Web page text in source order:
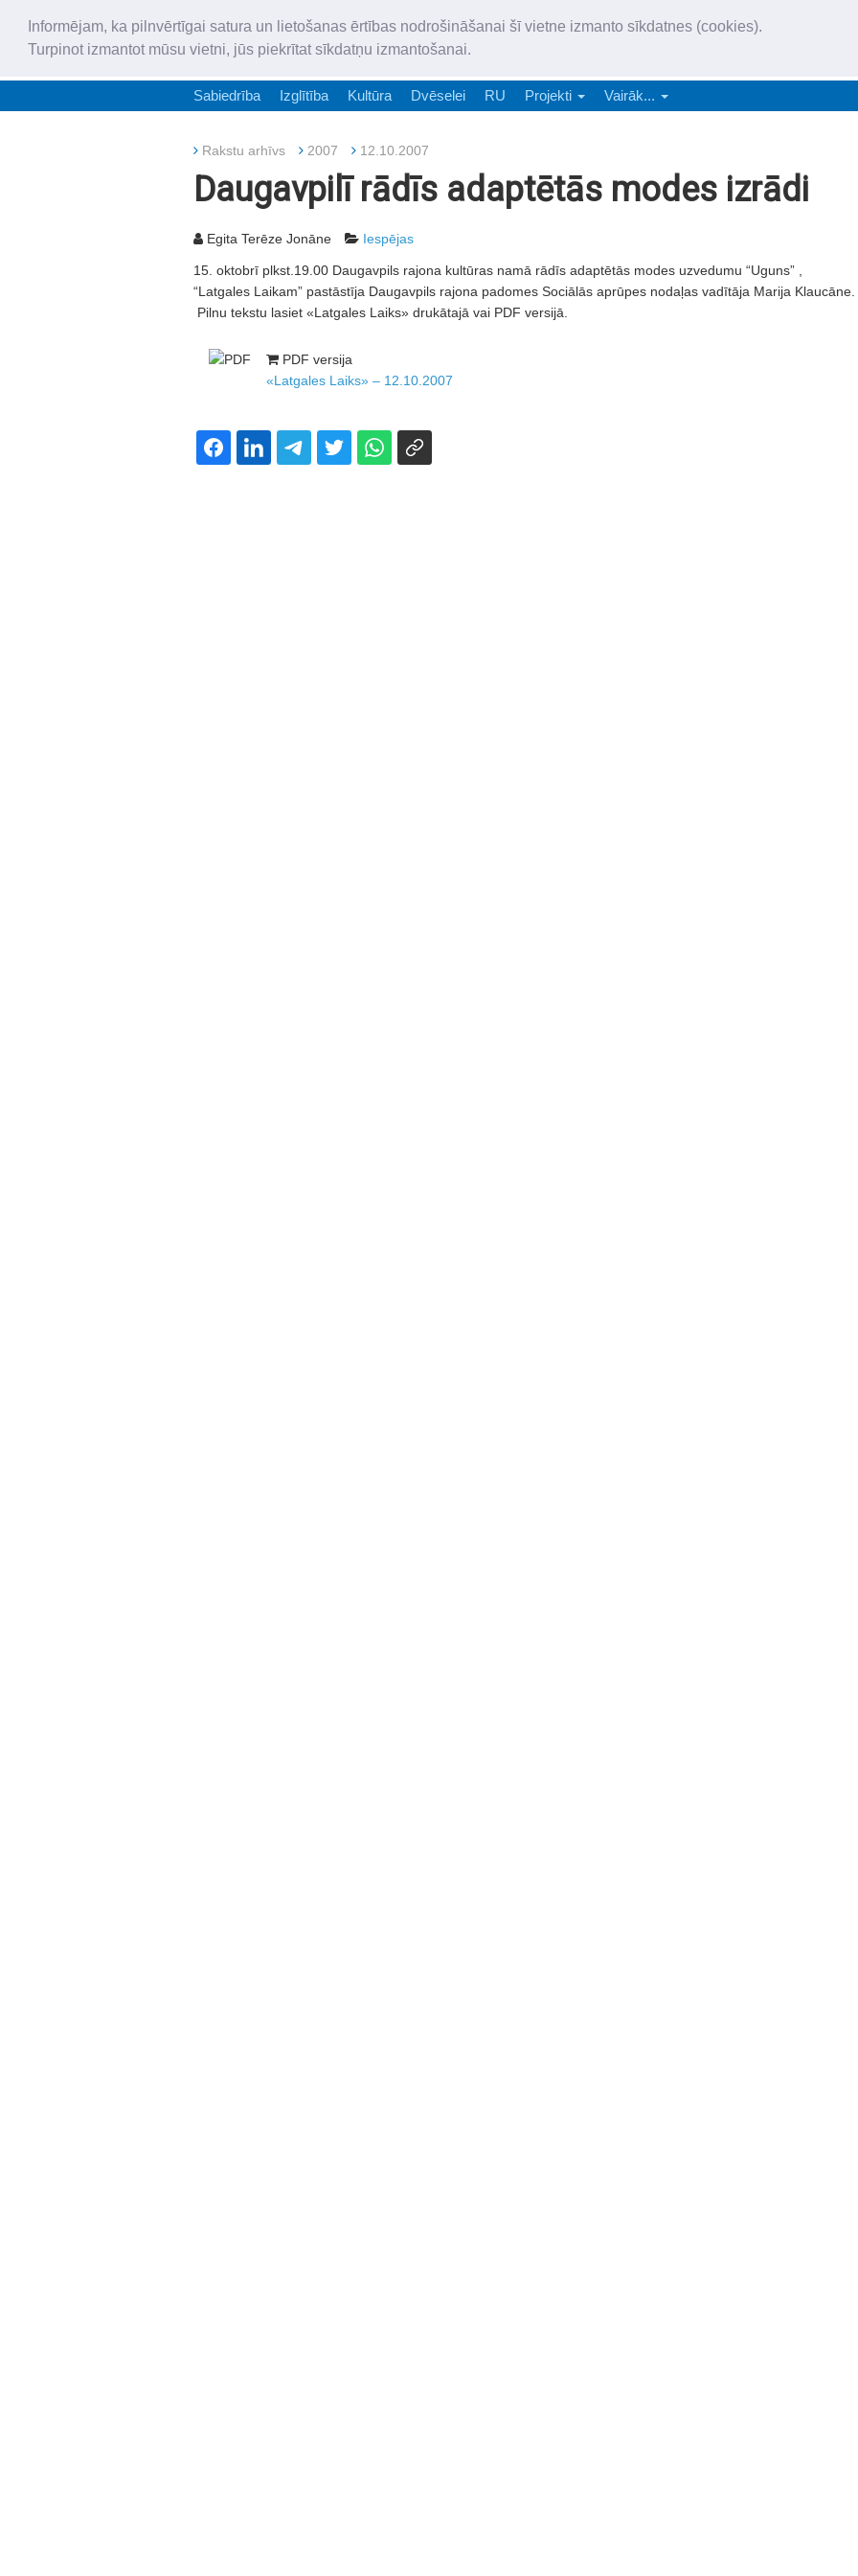
Informējam, ka pilnvērtīgai satura un lietošanas ērtības nodrošināšanai šī vietne izmanto sīkdatnes (cookies).
Turpinot izmantot mūsu vietni, jūs piekrītat sīkdatņu izmantošanai.
„Latgales Laiks” latviešu valodā aptver Daugavpils valstspilsētu,
Sabiedrība Izglītība Kultūra Dvēselei RU Projekti Vairāk...
Rakstu arhīvs 2007 12.10.2007
Daugavpilī rādīs adaptētās modes izrādi
Egita Terēze Jonāne Iespējas
15. oktobrī plkst.19.00 Daugavpils rajona kultūras namā rādīs adaptētās modes uzvedumu “Uguns” ,
“Latgales Laikam” pastāstīja Daugavpils rajona padomes Sociālās aprūpes nodaļas vadītāja Marija Klaucāne.
Pilnu tekstu lasiet «Latgales Laiks» drukātajā vai PDF versijā.
PDF versija
«Latgales Laiks» – 12.10.2007